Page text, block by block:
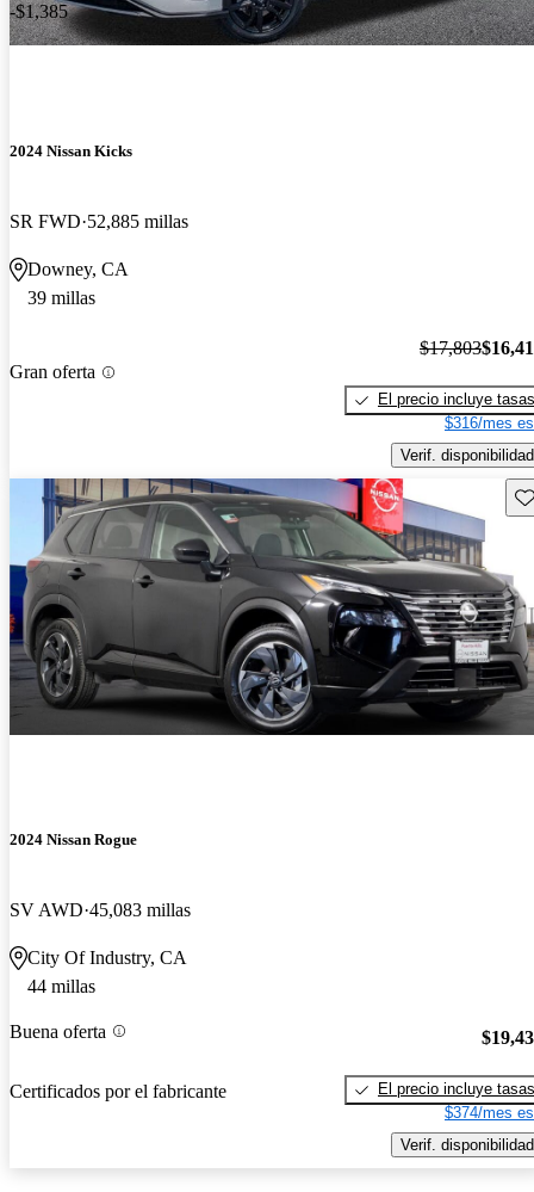
-$1,385
2024 Nissan Kicks
SR FWD 52,885 millas
Downey, CA
39 millas
Gran oferta
$17,803
El precio incluye tasas
$316/mes
Verif. disponibilidad
2024 Nissan Rogue
SV AWD 45,083 millas
City Of Industry, CA
44 millas
Buena oferta
Certificados por el fabricante
El precio incluye tasas
$374/mes
Verif. disponibilidad